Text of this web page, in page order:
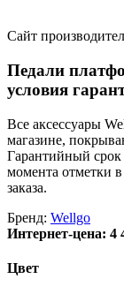
Сайт
Педали
условия
Все аксессуары
магазине,
Гарантийный срок
момента отметки
заказа.
Бренд: Wellgo
Интернет-цена: 4
Цвет